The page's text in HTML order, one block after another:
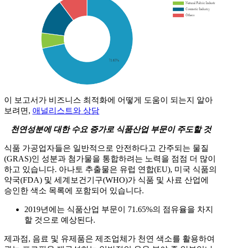
이 보고서가 비즈니스 최적화에 어떻게 도움이 되는지 알아
보려면, 애널리스트와 상담
천연성분에 대한 수요 증가로 식품산업 부문이 주도할 것
식품 가공업자들은 일반적으로 안전하다고 간주되는 물질
(GRAS)인 성분과 첨가물을 통합하려는 노력을 점점 더 많이
하고 있습니다. 아나토 추출물은 유럽 연합(EU), 미국 식품의
약국(FDA) 및 세계보건기구(WHO)가 식품 및 사료 산업에
승인한 색소 목록에 포함되어 있습니다.
2019년에는 식품산업 부문이 71.65%의 점유율을 차지
할 것으로 예상된다.
제과점, 음료 및 유제품은 제조업체가 천연 색소를 활용하여